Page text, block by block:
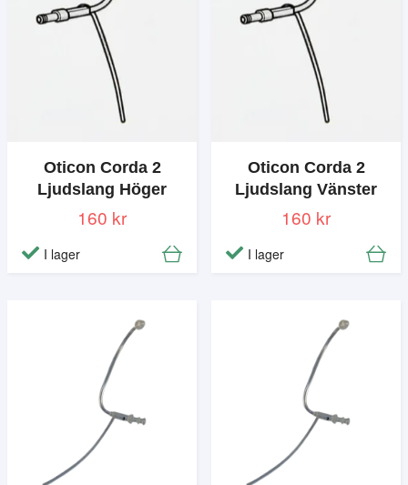
Oticon Corda 2
Ljudslang Höger
160 kr
I lager
Oticon Corda 2
Ljudslang Vänster
160 kr
I lager